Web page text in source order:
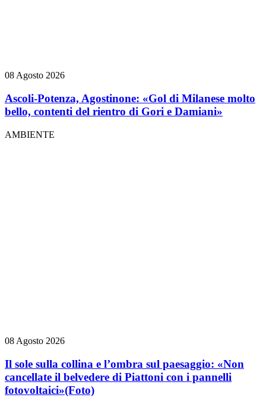
08 Agosto 2026
Ascoli-Potenza, Agostinone: «Gol di Milanese molto
bello, contenti del rientro di Gori e Damiani»
AMBIENTE
08 Agosto 2026
Il sole sulla collina e l’ombra sul paesaggio: «Non
cancellate il belvedere di Piattoni con i pannelli
fotovoltaici»(Foto)